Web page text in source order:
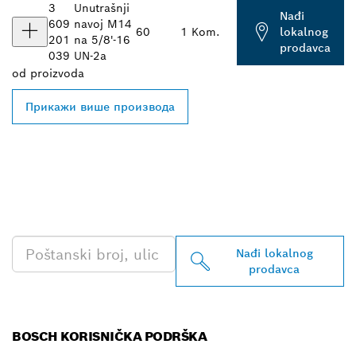
3
609
201
039
Unutrašnji
navoj M14
na 5/8'-16
UN-2a
60 1 Kom.
Nađi
lokalnog
prodavca
od proizvoda
Прикажи више производа
Nađi lokalnog
prodavca
BOSCH KORISNIČKA PODRŠKA